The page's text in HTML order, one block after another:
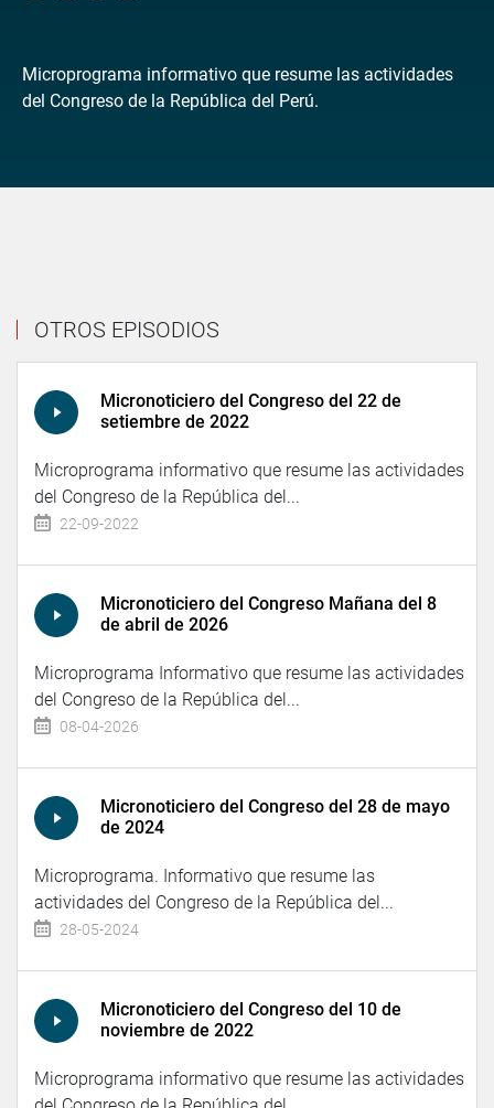
Microprograma informativo que resume las actividades
del Congreso de la República del Perú.
OTROS EPISODIOS
Micronoticiero del Congreso del 22 de
setiembre de 2022
Microprograma informativo que resume las actividades
del Congreso de la República del...
22-09-2022
Micronoticiero del Congreso Mañana del 8
de abril de 2026
Microprograma Informativo que resume las actividades
del Congreso de la República del...
08-04-2026
Micronoticiero del Congreso del 28 de mayo
de 2024
Microprograma. Informativo que resume las
actividades del Congreso de la República del...
28-05-2024
Micronoticiero del Congreso del 10 de
noviembre de 2022
Microprograma informativo que resume las actividades